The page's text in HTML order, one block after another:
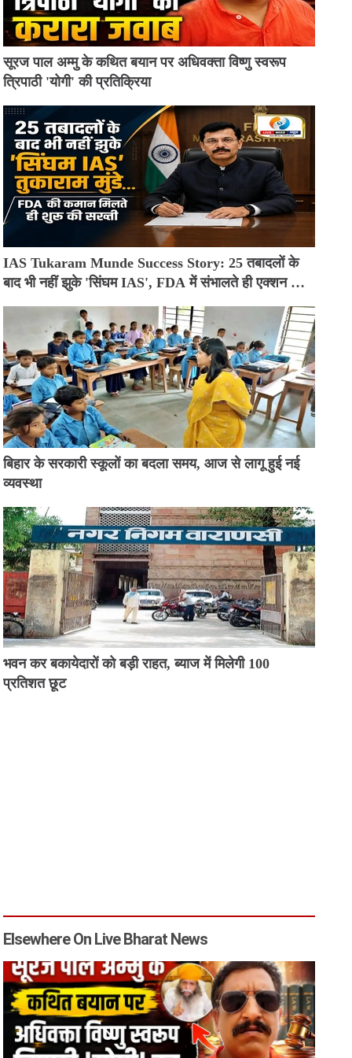
सूरज पाल अम्मु के कथित बयान पर अधिवक्ता विष्णु स्वरूप
त्रिपाठी 'योगी' की प्रतिक्रिया
IAS Tukaram Munde Success Story: 25 तबादलों के
बाद भी नहीं झुके 'सिंघम IAS', FDA में संभालते ही एक्शन मोड
बिहार के सरकारी स्कूलों का बदला समय, आज से लागू हुई नई
व्यवस्था
भवन कर बकायेदारों को बड़ी राहत, ब्याज में मिलेगी 100
प्रतिशत छूट
Elsewhere On Live Bharat News